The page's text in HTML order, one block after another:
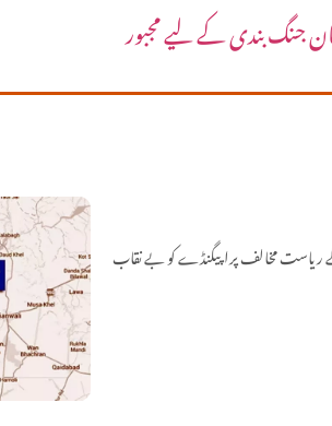
جنگ بندی کے لیے مجبور
ریاست مخالف پراپیگنڈے کو بے نقاب